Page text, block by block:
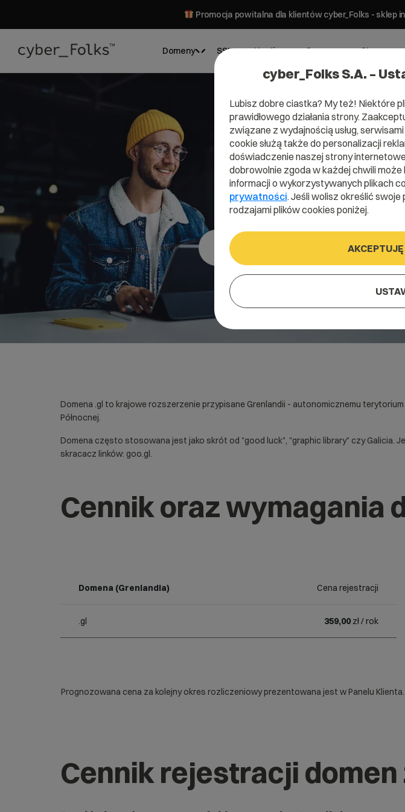
Promocja powitalna dla klientów cyber_Folks - sklep
Domeny SSL Hosting Serwery Strony
Zarejestruj adres
Domena .gl to krajowe rozszerzenie przypisane Grenlandii - autonomicznemu
Północnej.
Domena często stosowana jest jako skrót od "good luck", "graphic library" czy Galicia.
skracacz linków: goo.gl.
Cennik oraz wymagania
Domena (Grenlandia) Cena rejestracji
.gl 359,00 zł / rok
Prognozowana cena za kolejny okres rozliczeniowy prezentowana jest w Panelu Klienta.
Cennik rejestracji
cyber_Folks S.A. –
Lubisz dobre ciastka? My też! Niektóre
prawidłowego działania strony.
związane z wydajnością usług,
cookie służą także do personalizacji
doświadczenie naszej strony
dobrowolnie zgoda w każdej chwili
informacji o wykorzystywanych plikach
prywatności. Jeśli wolisz określić
rodzajami plików cookies poniżej.